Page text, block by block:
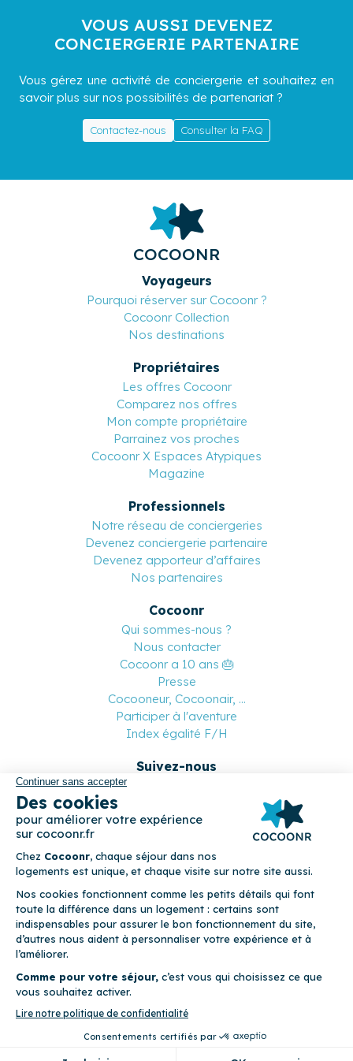
VOUS AUSSI DEVENEZ
CONCIERGERIE PARTENAIRE
Vous gérez une activité de conciergerie et souhaitez en
savoir plus sur nos possibilités de partenariat ?
Contactez-nous Consulter la FAQ
COCOONR
Voyageurs
Pourquoi réserver sur Cocoonr ?
Cocoonr Collection
Nos destinations
Propriétaires
Les offres Cocoonr
Comparez nos offres
Mon compte propriétaire
Parrainez vos proches
Cocoonr X Espaces Atypiques
Magazine
Professionnels
Notre réseau de conciergeries
Devenez conciergerie partenaire
Devenez apporteur d’affaires
Nos partenaires
Cocoonr
Qui sommes-nous ?
Nous contacter
Cocoonr a 10 ans 🎂
Presse
Cocooneur, Cocoonair, ...
Participer à l'aventure
Index égalité F/H
Suivez-nous
location–CGU – Politique de confidentialité–Politique de
Cocoonr est conçu et développé à Rennes 🇫🇷